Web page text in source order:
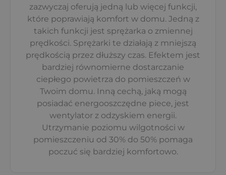
zazwyczaj oferują jedną lub więcej funkcji,
które poprawiają komfort w domu. Jedną z
takich funkcji jest sprężarka o zmiennej
prędkości. Sprężarki te działają z mniejszą
prędkością przez dłuższy czas. Efektem jest
bardziej równomierne dostarczanie
ciepłego powietrza do pomieszczeń w
Twoim domu. Inną cechą, jaką mogą
posiadać energooszczędne piece, jest
wentylator z odzyskiem energii.
Utrzymanie poziomu wilgotności w
pomieszczeniu od 30% do 50% pomaga
poczuć się bardziej komfortowo.